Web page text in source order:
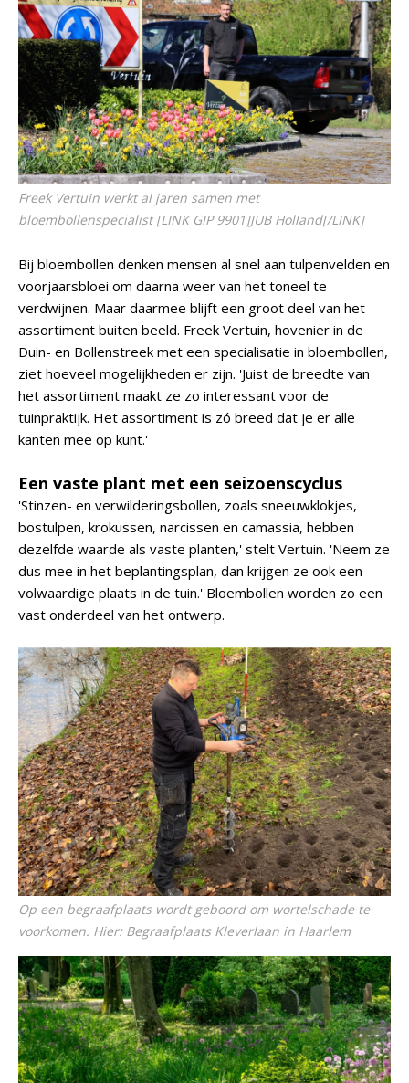
Freek Vertuin werkt al jaren samen met
bloembollenspecialist [LINK GIP 9901]JUB Holland[/LINK]
Bij bloembollen denken mensen al snel aan tulpenvelden en
voorjaarsbloei om daarna weer van het toneel te
verdwijnen. Maar daarmee blijft een groot deel van het
assortiment buiten beeld. Freek Vertuin, hovenier in de
Duin- en Bollenstreek met een specialisatie in bloembollen,
ziet hoeveel mogelijkheden er zijn. 'Juist de breedte van
het assortiment maakt ze zo interessant voor de
tuinpraktijk. Het assortiment is zó breed dat je er alle
kanten mee op kunt.'
Een vaste plant met een seizoenscyclus
'Stinzen- en verwilderingsbollen, zoals sneeuwklokjes,
bostulpen, krokussen, narcissen en camassia, hebben
dezelfde waarde als vaste planten,' stelt Vertuin. 'Neem ze
dus mee in het beplantingsplan, dan krijgen ze ook een
volwaardige plaats in de tuin.' Bloembollen worden zo een
vast onderdeel van het ontwerp.
Op een begraafplaats wordt geboord om wortelschade te
voorkomen. Hier: Begraafplaats Kleverlaan in Haarlem